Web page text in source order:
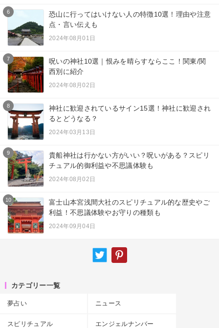
6
恐山に行ってはいけない人の特徴10選！理由や注意
点・言い伝えも
2024年08月01日
7
呪いの神社10選｜恨みを晴らすならここ！関東/関
西別に紹介
2024年08月02日
8
神社に歓迎されているサイン15選！神社に歓迎され
るとどうなる？
2024年03月13日
9
貴船神社は行かない方がいい？呪いがある？スピリ
チュアル的御利益や不思議体験も
2024年08月02日
10
富士山本宮浅間大社のスピリチュアル的な歴史やご
利益！不思議体験やお守りの種類も
2024年09月04日
カテゴリー一覧
夢占い ニュース
スピリチュアル エンジェルナンバー